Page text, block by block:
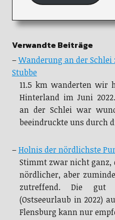
Verwandte Beiträge
–Wanderung an der
Stubbe
11.5 km wanderten wir
Hinterland im Juni
an der Schlei war
beeindruckte uns durch
–Holnis der nördlichste
Stimmt zwar nicht ganz,
nördlicher, aber
zutreffend. Die
(Ostseeurlaub in 2022)
Flensburg kann nur